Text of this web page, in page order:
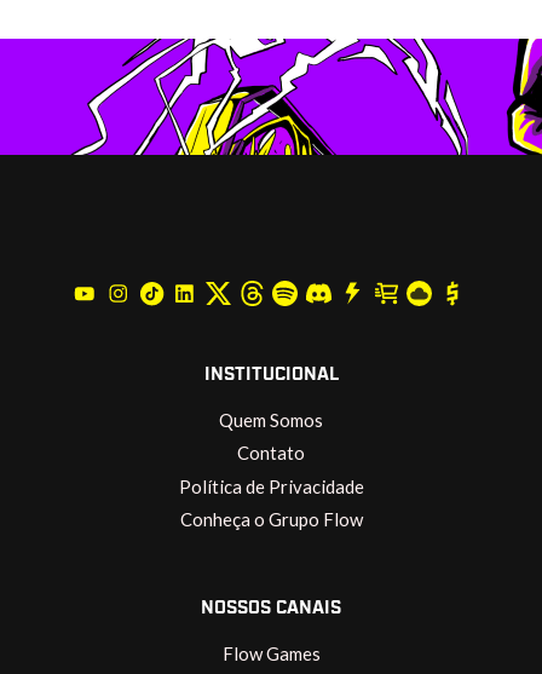
INSTITUCIONAL
Quem Somos
Contato
Política de Privacidade
Conheça o Grupo Flow
NOSSOS CANAIS
Flow Games